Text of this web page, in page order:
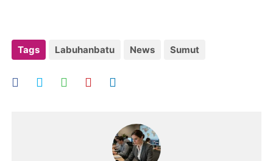
Tags Labuhanbatu News Sumut